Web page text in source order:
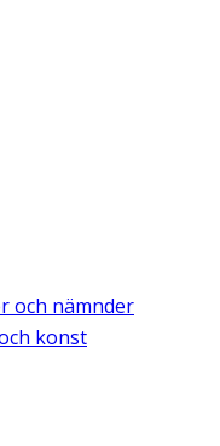
och nämnder
konst